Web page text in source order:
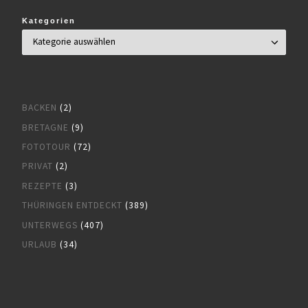
Kategorien
BACKEN (2)
BRETAGNE (9)
FOTOTOUR (72)
PRIVAT (2)
REZEPTE (3)
THÜRINGEN ENTDECKT (389)
UNTERWEGS (407)
URLAUB (34)